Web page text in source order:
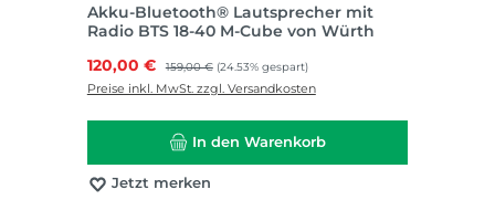
Akku-Bluetooth® Lautsprecher mit
Radio BTS 18-40 M-Cube von Würth
Verkaufspreis:
120,00 € Regulärer Preis:
159,00 € (24.53% gespart)
Preise inkl. MwSt. zzgl. Versandkosten
In den Warenkorb
Jetzt merken